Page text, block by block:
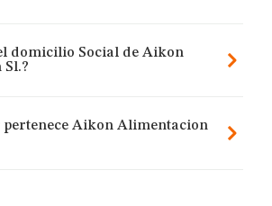
domicilio Social de Aikon
pertenece Aikon Alimentacion